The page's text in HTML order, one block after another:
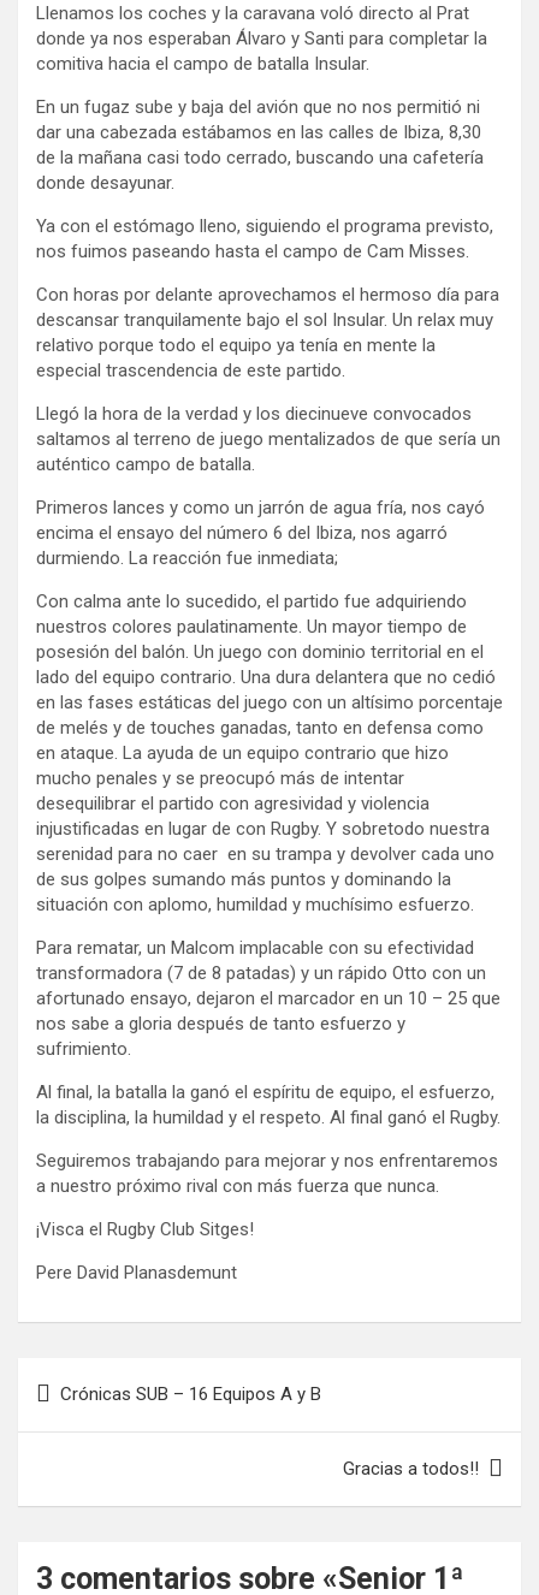
Llenamos los coches y la caravana voló directo al Prat
donde ya nos esperaban Álvaro y Santi para completar la
comitiva hacia el campo de batalla Insular.
En un fugaz sube y baja del avión que no nos permitió ni
dar una cabezada estábamos en las calles de Ibiza, 8,30
de la mañana casi todo cerrado, buscando una cafetería
donde desayunar.
Ya con el estómago lleno, siguiendo el programa previsto,
nos fuimos paseando hasta el campo de Cam Misses.
Con horas por delante aprovechamos el hermoso día para
descansar tranquilamente bajo el sol Insular. Un relax muy
relativo porque todo el equipo ya tenía en mente la
especial trascendencia de este partido.
Llegó la hora de la verdad y los diecinueve convocados
saltamos al terreno de juego mentalizados de que sería un
auténtico campo de batalla.
Primeros lances y como un jarrón de agua fría, nos cayó
encima el ensayo del número 6 del Ibiza, nos agarró
durmiendo. La reacción fue inmediata;
Con calma ante lo sucedido, el partido fue adquiriendo
nuestros colores paulatinamente. Un mayor tiempo de
posesión del balón. Un juego con dominio territorial en el
lado del equipo contrario. Una dura delantera que no cedió
en las fases estáticas del juego con un altísimo porcentaje
de melés y de touches ganadas, tanto en defensa como
en ataque. La ayuda de un equipo contrario que hizo
mucho penales y se preocupó más de intentar
desequilibrar el partido con agresividad y violencia
injustificadas en lugar de con Rugby. Y sobretodo nuestra
serenidad para no caer en su trampa y devolver cada uno
de sus golpes sumando más puntos y dominando la
situación con aplomo, humildad y muchísimo esfuerzo.
Para rematar, un Malcom implacable con su efectividad
transformadora (7 de 8 patadas) y un rápido Otto con un
afortunado ensayo, dejaron el marcador en un 10 – 25 que
nos sabe a gloria después de tanto esfuerzo y
sufrimiento.
Al final, la batalla la ganó el espíritu de equipo, el esfuerzo,
la disciplina, la humildad y el respeto. Al final ganó el Rugby.
Seguiremos trabajando para mejorar y nos enfrentaremos
a nuestro próximo rival con más fuerza que nunca.
¡Visca el Rugby Club Sitges!
Pere David Planasdemunt
Navegación
Crónicas SUB – 16 Equipos A y B
Gracias a todos!!
3 comentarios sobre «Senior 1ª